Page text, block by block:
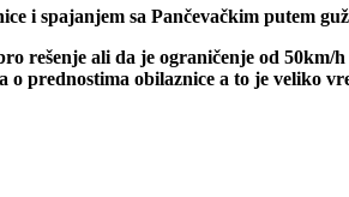
i spajanjem sa Pančevačkim putem
rešenje ali da je ograničenje od
o prednostima obilaznice a to je veliko